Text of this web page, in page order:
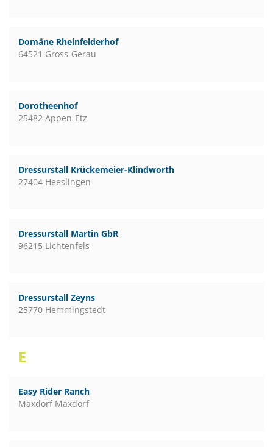
Domäne Rheinfelderhof
64521 Gross-Gerau
Dorotheenhof
25482 Appen-Etz
Dressurstall Krückemeier-Klindworth
27404 Heeslingen
Dressurstall Martin GbR
96215 Lichtenfels
Dressurstall Zeyns
25770 Hemmingstedt
E
Easy Rider Ranch
Maxdorf Maxdorf